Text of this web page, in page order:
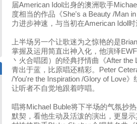
届American Idol出身的澳洲歌手
度相当的作品《She's a Beauty /Man
力进步神速，与当初在American Idol
上半场另一个让歌迷为之惊艳的是
掌握及运用简直出神入化，他演绎
丶火合唱团）的经典抒情曲《After
青出于蓝，比原唱还精彩。Peter
/You're the Inspiration /Glory of Love
让听者不自觉地跟着哼唱。
唱将Michael Buble将下半场的气氛抄
默契，看他生动及活泼的演出，更显